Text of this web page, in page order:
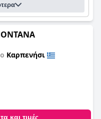
Καρπενήσι
και τιμές